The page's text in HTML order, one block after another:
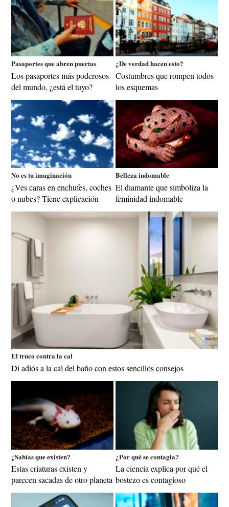
Pasaportes que abren puertas
Los pasaportes más poderosos
del mundo, ¿está el tuyo?
¿De verdad hacen esto?
Costumbres que rompen todos
los esquemas
No es tu imaginación
¿Ves caras en enchufes, coches
o nubes? Tiene explicación
Belleza indomable
El diamante que simboliza la
feminidad indomable
El truco contra la cal
Di adiós a la cal del baño con estos sencillos consejos
¿Sabías que existen?
Estas criaturas existen y
parecen sacadas de otro planeta
¿Por qué se contagia?
La ciencia explica por qué el
bostezo es contagioso